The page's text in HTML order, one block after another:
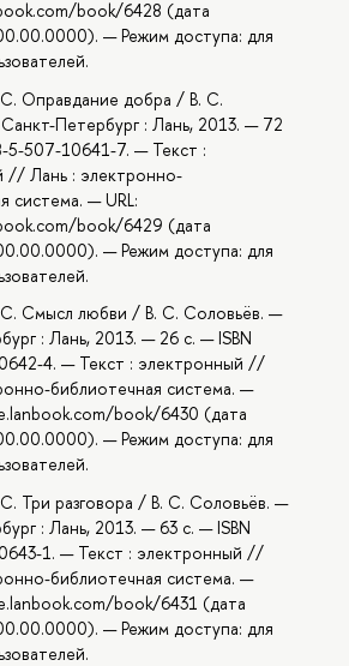
book/6428 (дата
— Режим доступа: для
Оправдание добра / В. С.
Петербург : Лань, 2013. — 72
5-507-10641-7. — Текст :
// Лань : электронно-
система. — URL:
book/6429 (дата
— Режим доступа: для
С. Смысл любви / В. С. Соловьёв. —
: Лань, 2013. — 26 с. — ISBN
4. — Текст : электронный //
библиотечная система. —
book/6430 (дата
— Режим доступа: для
Три разговора / В. С. Соловьёв. —
: Лань, 2013. — 63 с. — ISBN
1. — Текст : электронный //
библиотечная система. —
book/6431 (дата
— Режим доступа: для